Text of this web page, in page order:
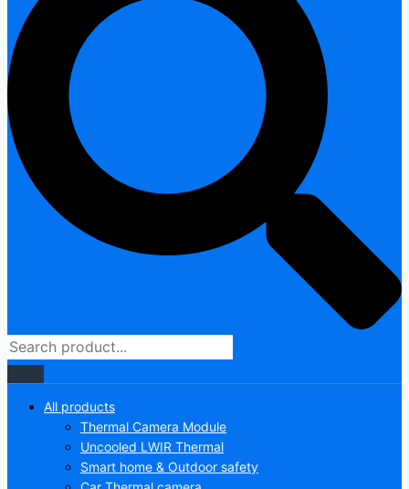
All products
Thermal Camera Module
Uncooled LWIR Thermal
Smart home & Outdoor safety